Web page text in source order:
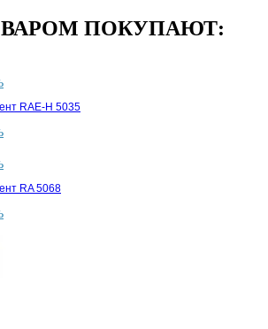
ПОКУПАЮТ:
RAE-H 5035
RA 5068